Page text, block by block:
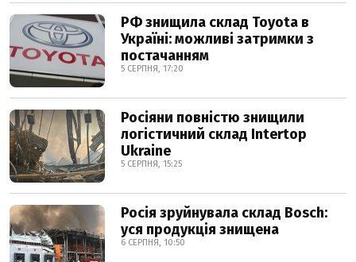
РФ знищила склад Toyota в
Україні: можливі затримки з
постачанням
5 СЕРПНЯ, 17:20
Росіяни повністю знищили
логістичний склад Intertop
Ukraine
5 СЕРПНЯ, 15:25
Росія зруйнувала склад Bosch:
уся продукція знищена
6 СЕРПНЯ, 10:50